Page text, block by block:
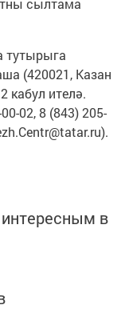
сылтама
тутырыга
(420021, Казан
кабул ителә.
02, 8 (843) 205-
в